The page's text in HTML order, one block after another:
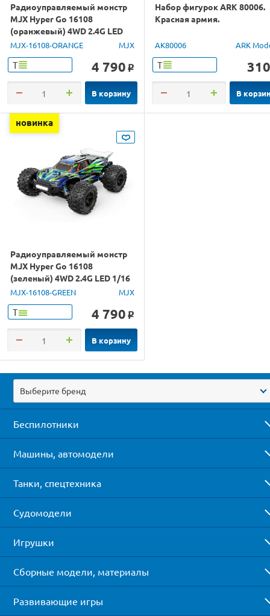
Радиоуправляемый монстр
MJX Hyper Go 16108
(оранжевый) 4WD 2.4G LED
1/16 RTR
MJX-16108-ORANGE MJX
Т 4 790 o
В корзину
Набор фигурок ARK 80006.
Красная армия.
AK80006 ARK
Т 310
В
новинка
Радиоуправляемый монстр
MJX Hyper Go 16108
(зеленый) 4WD 2.4G LED 1/16
RTR
MJX-16108-GREEN MJX
Т 4 790 o
В корзину
Выберите бренд
Беспилотники
Машины, автомодели
Танки, спецтехника
Судомодели
Игрушки
Сборные модели, материалы
Развивающие игры